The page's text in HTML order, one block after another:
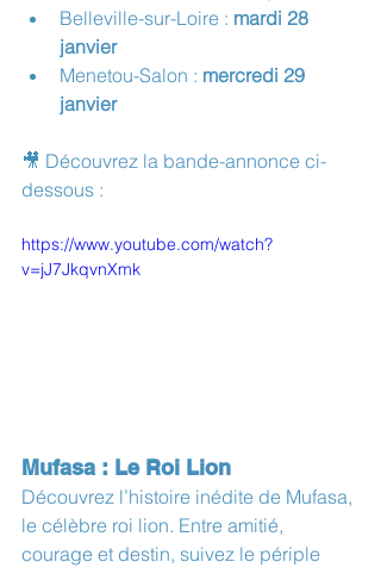
Belleville-sur-Loire : mardi 28
janvier
Menetou-Salon : mercredi 29
janvier
🎥 Découvrez la bande-annonce ci-
dessous :
https://www.youtube.com/watch?
v=jJ7JkqvnXmk
Mufasa : Le Roi Lion
Découvrez l’histoire inédite de Mufasa,
le célèbre roi lion. Entre amitié,
courage et destin, suivez le périple